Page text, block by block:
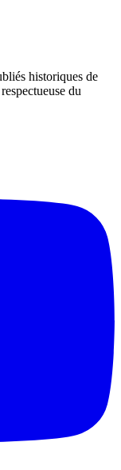
historiques de
du